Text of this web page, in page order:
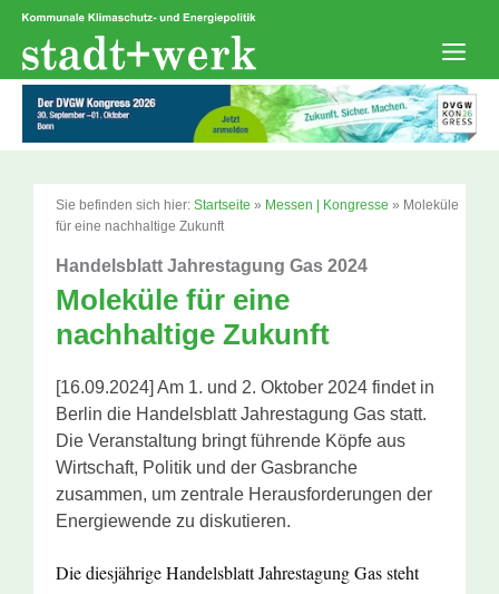
Zum
springen
Sie befinden sich hier: Startseite » Messen | Kongresse » Moleküle
für eine nachhaltige Zukunft
Handelsblatt Jahrestagung Gas 2024
Moleküle für eine
nachhaltige Zukunft
[16.09.2024] Am 1. und 2. Oktober 2024 findet in
Berlin die Handelsblatt Jahrestagung Gas statt.
Die Veranstaltung bringt führende Köpfe aus
Wirtschaft, Politik und der Gasbranche
zusammen, um zentrale Herausforderungen der
Energiewende zu diskutieren.
Die diesjährige Handelsblatt Jahrestagung Gas steht